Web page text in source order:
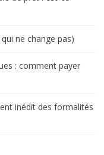
ne change pas)
: comment payer
inédit des formalités